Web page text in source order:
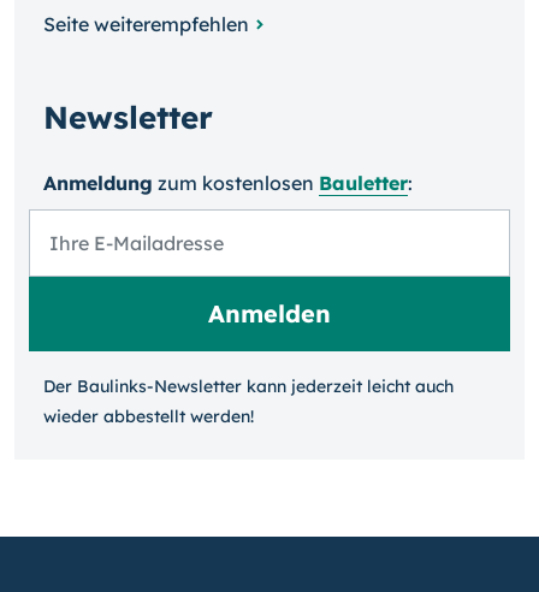
Seite weiterempfehlen
Newsletter
Anmeldung zum kosten­losen Bauletter:
Der Baulinks-Newsletter kann jeder­zeit leicht auch
wieder ab­bestellt werden!